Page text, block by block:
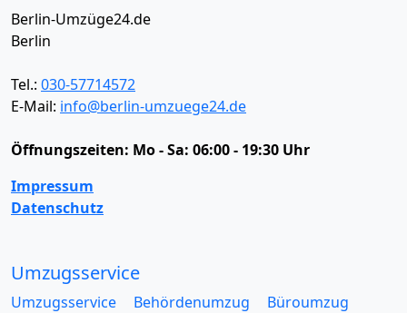
Berlin-Umzüge24.de
Berlin
Tel.: 030-57714572
E-Mail: info@berlin-umzuege24.de
Öffnungszeiten: Mo - Sa: 06:00 - 19:30 Uhr
Impressum
Datenschutz
Umzugsservice
Umzugsservice Behördenumzug
Büroumzug